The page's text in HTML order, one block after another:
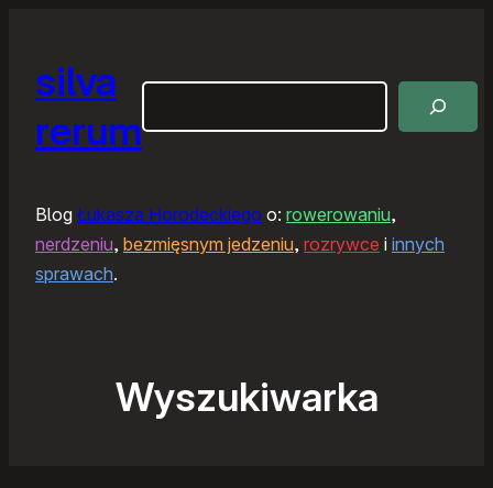
silva
rerum
Blog Łukasza Horodeckiego o: rowerowaniu,
nerdzeniu, bezmięsnym jedzeniu, rozrywce i innych
sprawach.
Wyszukiwarka